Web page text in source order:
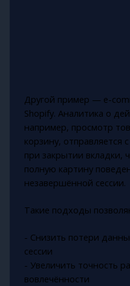
Другой пример — e-
Shopify. Аналитика о
например, просмотр
корзину, отправляется
при закрытии вкладки,
полную картину
незавершённой сессии.
Такие подходы
- Снизить потери
сессии
- Увеличить точность
вовлечённости